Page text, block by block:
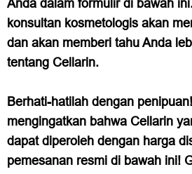
Anda dalam formulir di bawah
konsultan kosmetologis akan
dan akan memberi tahu Anda
tentang Cellarin.
Berhati-hatilah dengan
mengingatkan bahwa Cellarin
dapat diperoleh dengan harga
pemesanan resmi di bawah ini!